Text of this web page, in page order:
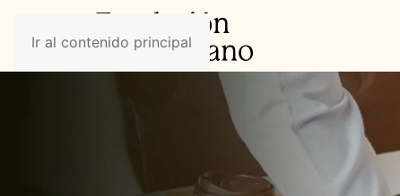
Ir al contenido principal